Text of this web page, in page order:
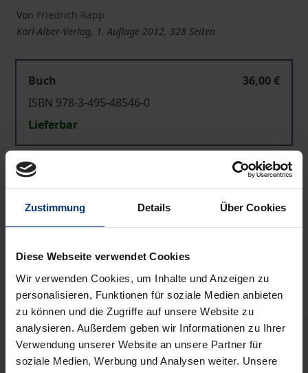
Zustimmung Details Über Cookies
Diese Webseite verwendet Cookies
Wir verwenden Cookies, um Inhalte und Anzeigen zu
personalisieren, Funktionen für soziale Medien anbieten
zu können und die Zugriffe auf unsere Website zu
analysieren. Außerdem geben wir Informationen zu Ihrer
Verwendung unserer Website an unsere Partner für
soziale Medien, Werbung und Analysen weiter. Unsere
Von Friedrich Rapp
Karl-Alber-Verlag, 1. Auflage 2012, 328 Seiten
Buch
36,00 €
ISBN 978-3-495-48546-0
Lieferbar
Preisangaben inkl. MwSt. Abhängig von der Lieferadresse
kann die MwSt. an der Kasse variieren.
In den Warenkorb
Zur Wunschliste hinzufügen
Beschreibung